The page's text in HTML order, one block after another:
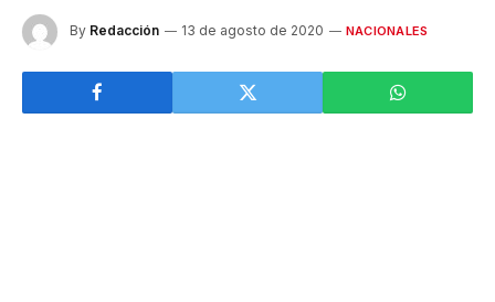
By Redacción 13 de agosto de 2020 NACIONALES